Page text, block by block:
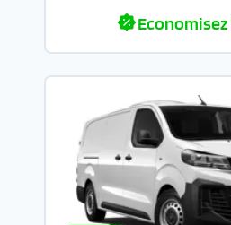
Economisez